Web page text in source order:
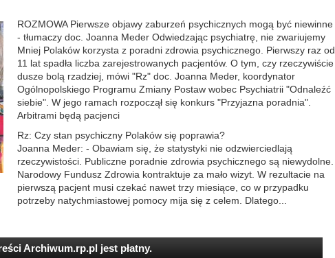
ROZMOWA Pierwsze objawy zaburzeń psychicznych mogą być niewinne
- tłumaczy doc. Joanna Meder Odwiedzając psychiatrę, nie zwariujemy
Mniej Polaków korzysta z poradni zdrowia psychicznego. Pierwszy raz od
11 lat spadła liczba zarejestrowanych pacjentów. O tym, czy rzeczywiście
dusze bolą rzadziej, mówi "Rz" doc. Joanna Meder, koordynator
Ogólnopolskiego Programu Zmiany Postaw wobec Psychiatrii "Odnaleźć
siebie". W jego ramach rozpoczął się konkurs "Przyjazna poradnia".
Arbitrami będą pacjenci
Rz: Czy stan psychiczny Polaków się poprawia?
Joanna Meder: - Obawiam się, że statystyki nie odzwierciedlają
rzeczywistości. Publiczne poradnie zdrowia psychicznego są niewydolne.
Narodowy Fundusz Zdrowia kontraktuje za mało wizyt. W rezultacie na
pierwszą pacjent musi czekać nawet trzy miesiące, co w przypadku
potrzeby natychmiastowej pomocy mija się z celem. Dlatego...
Archiwum.rp.pl jest płatny.